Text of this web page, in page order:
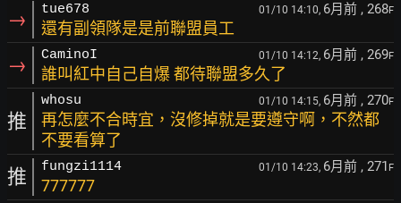
→ tue678 01/10 14:10, 6月前 , 268F
還有副領隊是是前聯盟員工
→ CaminoI 01/10 14:12, 6月前 , 269F
誰叫紅中自己自爆 都待聯盟多久了
推
whosu 01/10 14:15, 6月前 , 270F
再怎麼不合時宜，沒修掉就是要遵守啊，不然都
不要看算了
推 fungzi1114 01/10 14:23, 6月前 , 271 F
777777